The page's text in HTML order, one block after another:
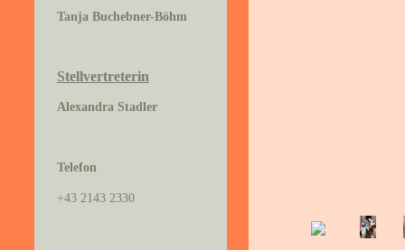
Tanja Buchebner-Böhm
Stellvertreterin
Alexandra Stadler
Telefon
+43 2143 2330